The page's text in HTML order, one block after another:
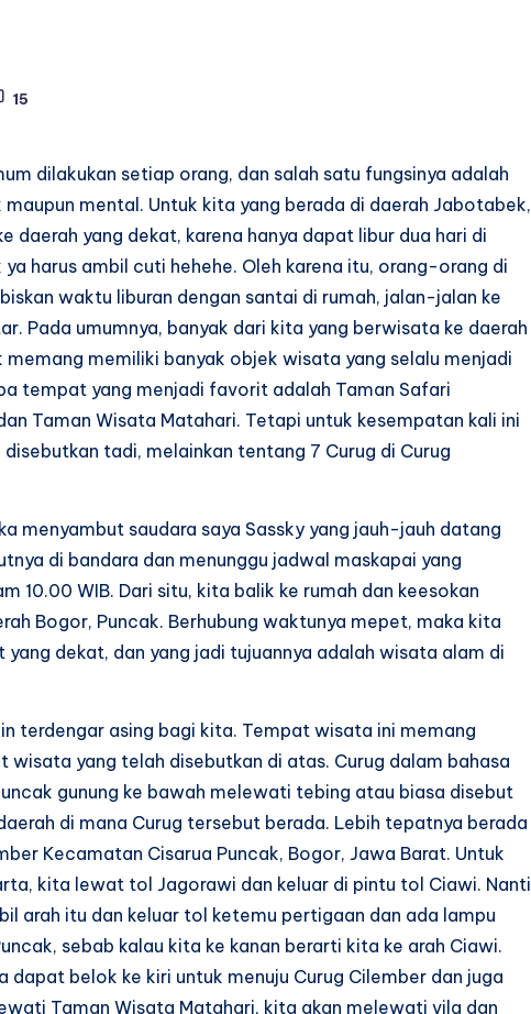
15
dilakukan setiap orang, dan salah satu fungsinya adalah
mental. Untuk kita yang berada di daerah Jabotabek,
daerah yang dekat, karena hanya dapat libur dua hari di
harus ambil cuti hehehe. Oleh karena itu, orang-orang di
waktu liburan dengan santai di rumah, jalan-jalan ke
Pada umumnya, banyak dari kita yang berwisata ke daerah
memiliki banyak objek wisata yang selalu menjadi
tempat yang menjadi favorit adalah Taman Safari
Taman Wisata Matahari. Tetapi untuk kesempatan kali ini
tadi, melainkan tentang 7 Curug di Curug
menyambut saudara saya Sassky yang jauh-jauh datang
di bandara dan menunggu jadwal maskapai yang
10.00 WIB. Dari situ, kita balik ke rumah dan keesokan
Bogor, Puncak. Berhubung waktunya mepet, maka kita
dekat, dan yang jadi tujuannya adalah wisata alam di
terdengar asing bagi kita. Tempat wisata ini memang
yang telah disebutkan di atas. Curug dalam bahasa
gunung ke bawah melewati tebing atau biasa disebut
di mana Curug tersebut berada. Lebih tepatnya berada
Kecamatan Cisarua Puncak, Bogor, Jawa Barat. Untuk
kita lewat tol Jagorawi dan keluar di pintu tol Ciawi. Nanti
arah itu dan keluar tol ketemu pertigaan dan ada lampu
sebab kalau kita ke kanan berarti kita ke arah Ciawi.
dapat belok ke kiri untuk menuju Curug Cilember dan juga
Taman Wisata Matahari, kita akan melewati vila dan